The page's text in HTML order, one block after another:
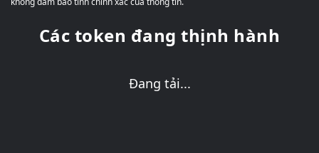
Các token đang thịnh hành
Đang tải...